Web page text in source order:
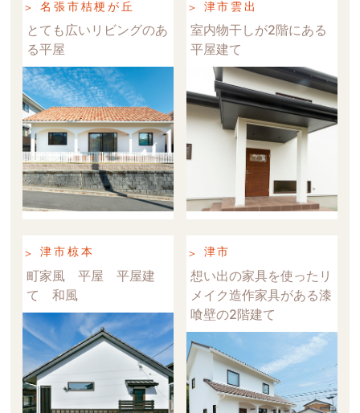
名張市桔梗が丘
とても広いリビングのあ
る平屋
津市雲出
室内物干しが2階にある
平屋建て
津市椋本
町家風 平屋 平屋建
て 和風
津市
想い出の家具を使ったリ
メイク造作家具がある漆
喰壁の2階建て